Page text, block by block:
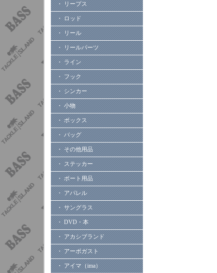
・ リープス
・ ロッド
・ リール
・ リールパーツ
・ ライン
・ フック
・ シンカー
・ 小物
・ ボックス
・ バッグ
・ その他用品
・ ステッカー
・ ボート用品
・ アパレル
・ サングラス
・ DVD・本
・ アカシブランド
・ アーボガスト
・ アイマ（ima）